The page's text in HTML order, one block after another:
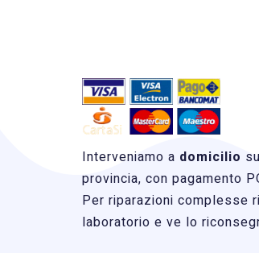
Interveniamo a domicilio
provincia, con pagamento
Per riparazioni complesse
laboratorio e ve lo